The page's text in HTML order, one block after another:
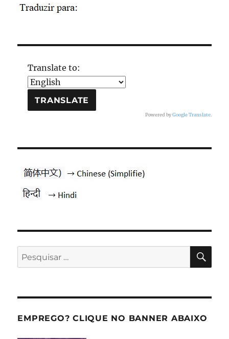
Translate to:
Powered byGoogle Translate.
Pesquisar
por:
EMPREGO? CLIQUE NO BANNER ABAIXO